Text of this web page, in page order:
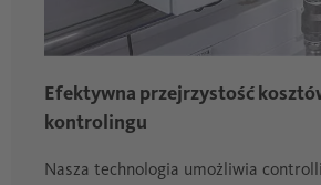
Efektywna przejrzystość
kontrolingu
Nasza technologia umożliwia